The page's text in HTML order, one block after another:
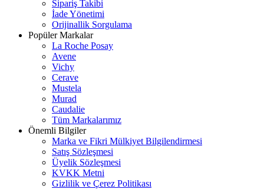
Sipariş Takibi
İade Yönetimi
Orijinallik Sorgulama
Popüler Markalar
La Roche Posay
Avene
Vichy
Cerave
Mustela
Murad
Caudalie
Tüm Markalarımız
Önemli Bilgiler
Marka ve Fikri Mülkiyet Bilgilendirmesi
Satış Sözleşmesi
Üyelik Sözleşmesi
KVKK Metni
Gizlilik ve Çerez Politikası